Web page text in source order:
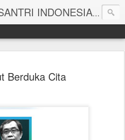
DISTRIBUTOR AIR SANTRI INDONESIA
Berduka Cita